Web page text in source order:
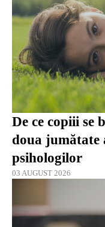
De ce copiii se
doua
psihologilor
03 AUGUST 2026